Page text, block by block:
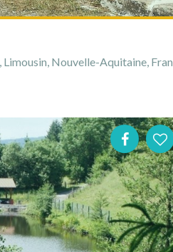
Nouvelle-Aquitaine, France